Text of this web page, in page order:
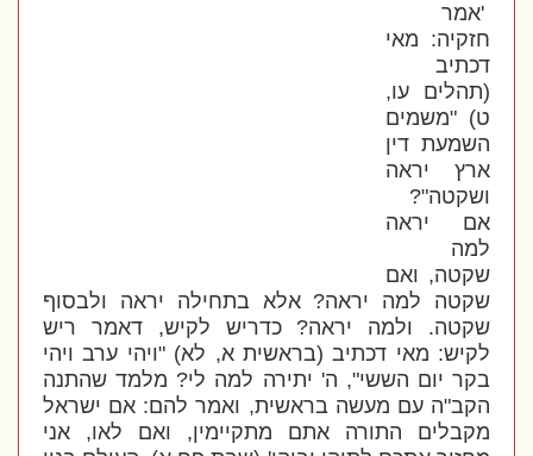
'אמר
חזקיה: מאי
דכתיב
(תהלים עו,
ט) "משמים
השמעת דין
ארץ יראה
ושקטה"?
אם יראה
למה
שקטה, ואם
שקטה למה יראה? אלא בתחילה יראה ולבסוף
שקטה. ולמה יראה? כדריש לקיש, דאמר ריש
לקיש: מאי דכתיב (בראשית א, לא) "ויהי ערב ויהי
בקר יום הששי", ה' יתירה למה לי? מלמד שהתנה
הקב"ה עם מעשה בראשית, ואמר להם: אם ישראל
מקבלים התורה אתם מתקיימין, ואם לאו, אני